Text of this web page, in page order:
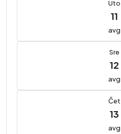
Uto
11
avg
Sre
12
avg
Čet
13
avg